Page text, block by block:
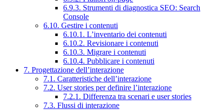
6.9.3. Strumenti di diagnostica SEO: Search
Console
6.10. Gestire i contenuti
6.10.1. L’inventario dei contenuti
6.10.2. Revisionare i contenuti
6.10.3. Migrare i contenuti
6.10.4. Pubblicare i contenuti
7. Progettazione dell’interazione
7.1. Caratteristiche dell’interazione
7.2. User stories per definire l’interazione
7.2.1. Differenza tra scenari e user stories
7.3. Flussi di interazione